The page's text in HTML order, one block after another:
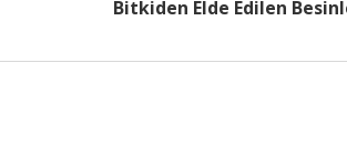
Bitkiden Elde Edilen